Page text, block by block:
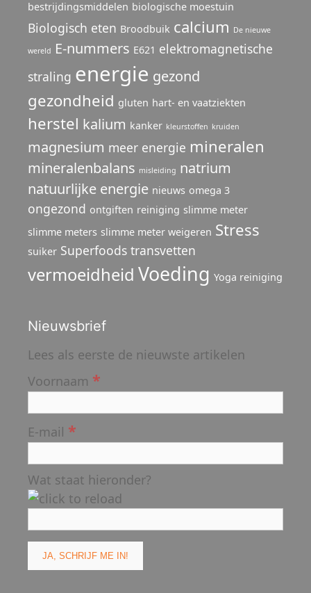
bestrijdingsmiddelen biologische moestuin
Biologisch eten Broodbuik calcium De nieuwe
wereld E-nummers E621 elektromagnetische
straling energie gezond
gezondheid gluten hart- en vaatziekten
herstel kalium kanker kleurstoffen kruiden
magnesium meer energie mineralen
mineralenbalans misleiding natrium
natuurlijke energie nieuws omega 3
ongezond ontgiften reiniging slimme meter
slimme meters slimme meter weigeren Stress
suiker Superfoods transvetten
vermoeidheid Voeding Yoga reiniging
Nieuwsbrief
Lees als eerste de nieuwste artikelen
Voornaam *
E-mail *
Wat staat hieronder?